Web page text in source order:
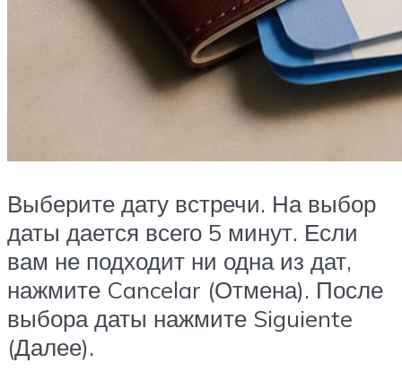
Выберите дату встречи. На выбор
даты дается всего 5 минут. Если
вам не подходит ни одна из дат,
нажмите Cancelar (Отмена). После
выбора даты нажмите Siguiente
(Далее).